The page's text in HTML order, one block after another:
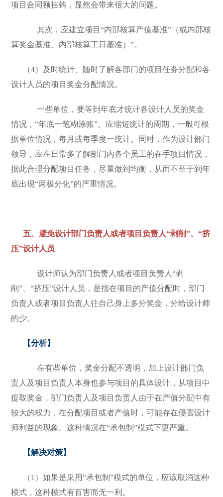
项目合同额挂钩，显然会带来很大的问题。
其次，应建立项目“内部核算产值基准”（或内部核
算奖金基准、内部核算工日基准）”。
（4）及时统计、随时了解各部门的项目任务分配和各
设计人员的项目奖金分配情况。
一些单位，要等到年底才统计各设计人员的奖金
情况，“年底一笔糊涂账”。应缩短统计的周期，一般可根
据单位情况，每月或每季度一统计。同时，作为设计部门
领导，应在日常多了解部门内各个员工的在手项目情况，
据此合理分配项目任务，尽量做到均衡，从而不至于到年
底出现“两极分化”的严重情况。
五、避免设计部门负责人或者项目负责人“剥削”、“挤
压”设计人员
设计师认为部门负责人或者项目负责人“剥
削”、“挤压”设计人员，是指在项目的产值分配时，部门
负责人或者项目负责人往自己身上多分奖金，分给设计师
的少。
【分析】
在有些单位，奖金分配不透明，加上设计部门负
责人及项目负责人本身也参与项目的具体设计，从项目中
提取奖金，部门负责人及项目负责人由于在产值分配中有
较大的权力，在分配项目或者产值时，可能存在侵害设计
师利益的现象。这种情况在“承包制”模式下更严重。
【解决对策】
（1）如果是采用“承包制”模式的单位，应该取消这种
模式，这种模式有百害而无一利。